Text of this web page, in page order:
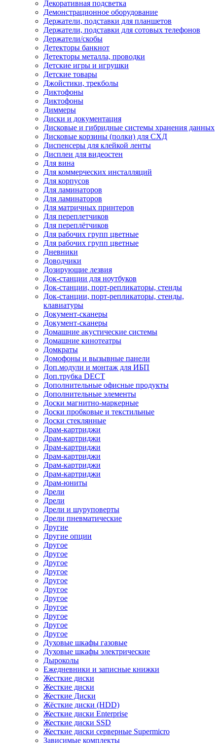
Декоративная подсветка
Демонстрационное оборудование
Держатели, подставки для планшетов
Держатели, подставки для сотовых телефонов
Держатели/скобы
Детекторы банкнот
Детекторы металла, проводки
Детские игры и игрушки
Детские товары
Джойстики, трекболы
Диктофоны
Диктофоны
Диммеры
Диски и документация
Дисковые и гибридные системы хранения данных
Дисковые корзины (полки) для СХД
Диспенсеры для клейкой ленты
Дисплеи для видеостен
Для вина
Для коммерческих инсталляций
Для корпусов
Для ламинаторов
Для ламинаторов
Для матричных принтеров
Для переплетчиков
Для переплётчиков
Для рабочих групп цветные
Для рабочих групп цветные
Дневники
Доводчики
Дозирующие лезвия
Док-станции для ноутбуков
Док-станции, порт-репликаторы, стенды
Док-станции, порт-репликаторы, стенды,
клавиатуры
Документ-сканеры
Документ-сканеры
Домашние акустические системы
Домашние кинотеатры
Домкраты
Домофоны и вызывные панели
Доп.модули и монтаж для ИБП
Доп.трубка DECT
Дополнительные офисные продукты
Дополнительные элементы
Доски магнитно-маркерные
Доски пробковые и текстильные
Доски стеклянные
Драм-картриджи
Драм-картриджи
Драм-картриджи
Драм-картриджи
Драм-картриджи
Драм-картриджи
Драм-юниты
Дрели
Дрели
Дрели и шуруповерты
Дрели пневматические
Другие
Другие опции
Другое
Другое
Другое
Другое
Другое
Другое
Другое
Другое
Другое
Другое
Другое
Духовые шкафы газовые
Духовые шкафы электрические
Дыроколы
Ежедневники и записные книжки
Жесткие диски
Жесткие диски
Жесткие Диски
Жёсткие диски (HDD)
Жесткие диски Enterprise
Жесткие диски SSD
Жесткие диски серверные Supermicro
Зависимые комплекты